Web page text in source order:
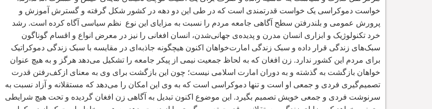
خواست دموکراسی یک خواست قدرتمندی است که در طی این دو دهه در کشور شکل گرفته و گسترش آموزش و
پرورش عمومی و بلندرفتن سطح آگاهی جامعه مردم را نسبت به مزایای این نوع نظم سیاسی آگاه کرده است. رشد
خرد تکنولوژیک و ابزاری انسان مدرن و پدیدهی جهانیشدن، انسان افغانی را نیز در معرض انواع و اقسام گوناگون
سبکهای زندگی قرار داده و سبک زندگی امارتخواهان اکنون هیچگونه جاذبه ای در مقایسه با سبک زندگی دموکراتیک
برای مردم این کشور ندارد. زن افغان که به لحاظ جمعیت نیمی از پیکر جامعه را تشکیل میدهد هرگز و به هیچ عنوان
خواهان بازگشت به گذشته و به دوران امارت اسلامی نیست؛ چون این بازگشت برای وی به معنای ازکفرفتن قدرت
تصمیمگیری فردی و جمعی او است و تنها دموکراسی است که به وی این امکان را میدهد که مستقلانه و آزاد نسبت به
سرنوشت فردی و جمعی خویش تصمیم بگیرد. این موضوع اکنون تبدیل به آگاهی زن افغان گردیده و تحت هیچ شرایطی